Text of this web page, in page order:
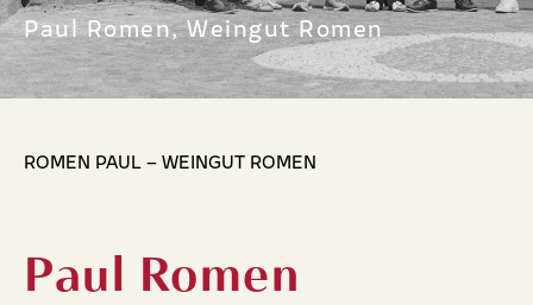
Paul Romen, Weingut Romen
ROMEN PAUL – WEINGUT ROMEN
Paul Romen